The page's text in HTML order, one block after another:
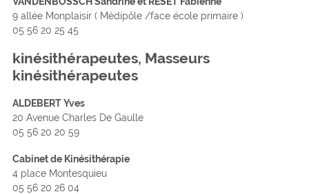
9 allée Monplaisir ( Médipôle /face école primaire )
05 56 20 25 45
kinésithérapeutes, Masseurs
kinésithérapeutes
ALDEBERT Yves
20 Avenue Charles De Gaulle
05 56 20 20 59
Cabinet de Kinésithérapie
4 place Montesquieu
05 56 20 26 04